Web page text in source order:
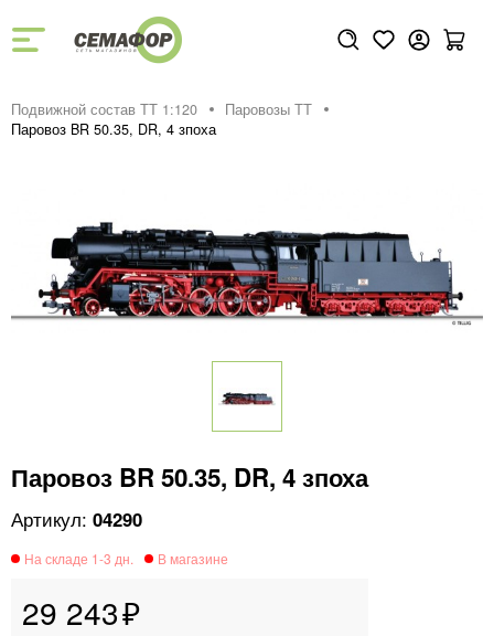
Подвижной состав ТТ 1:120
Паровозы ТТ
Паровоз BR 50.35, DR, 4 зпоха
Паровоз BR 50.35, DR, 4 зпоха
04290
29 243